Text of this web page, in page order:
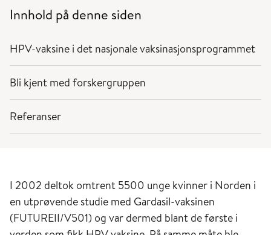
Innhold på denne siden
HPV-vaksine i det nasjonale vaksinasjonsprogrammet
Bli kjent med forskergruppen
Referanser
I 2002 deltok omtrent 5500 unge kvinner i Norden i
en utprøvende studie med Gardasil-vaksinen
(FUTUREII/V501) og var dermed blant de første i